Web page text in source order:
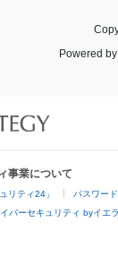
Powered by
事業について
リティ24」 パスワー
バーセキュリティ byイエラ